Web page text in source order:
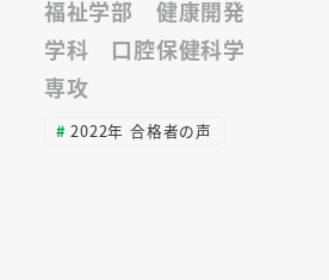
福祉学部 健康開発
学科 口腔保健科学
専攻
2022年 合格者の声